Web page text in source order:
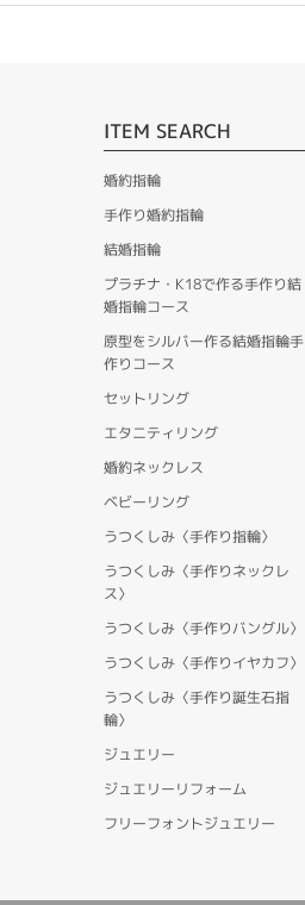
ITEM SEARCH
婚約指輪
手作り婚約指輪
結婚指輪
プラチナ・K18で作る手作り結
婚指輪コース
原型をシルバー作る結婚指輪手
作りコース
セットリング
エタニティリング
婚約ネックレス
ベビーリング
うつくしみ〈手作り指輪〉
うつくしみ〈手作りネックレ
ス〉
うつくしみ〈手作りバングル〉
うつくしみ〈手作りイヤカフ〉
うつくしみ〈手作り誕生石指
輪〉
ジュエリー
ジュエリーリフォーム
フリーフォントジュエリー